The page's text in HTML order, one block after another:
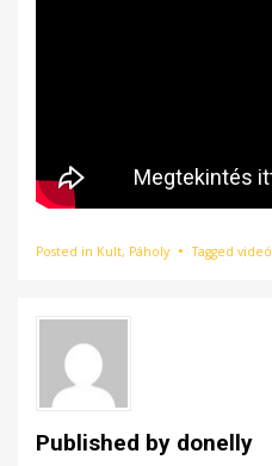
Posted in Kult, Páholy Tagged videó
Published by donelly